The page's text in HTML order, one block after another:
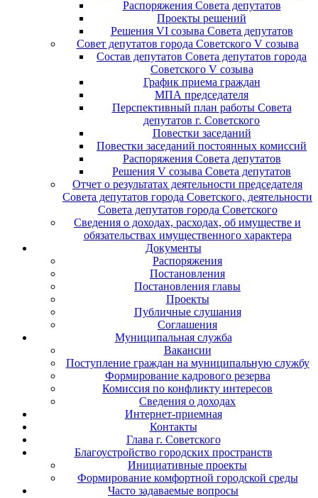
Распоряжения Совета депутатов
Проекты решений
Решения VI созыва Совета депутатов
Совет депутатов города Советского V созыва
Состав депутатов Совета депутатов города
Советского V созыва
График приема граждан
МПА председателя
Перспективный план работы Совета
депутатов г. Советского
Повестки заседаний
Повестки заседаний постоянных комиссий
Распоряжения Совета депутатов
Решения V созыва Совета депутатов
Отчет о результатах деятельности председателя
Совета депутатов города Советского, деятельности
Совета депутатов города Советского
Сведения о доходах, расходах, об имуществе и
обязательствах имущественного характера
Документы
Распоряжения
Постановления
Постановления главы
Проекты
Публичные слушания
Соглашения
Муниципальная служба
Вакансии
Поступление граждан на муниципальную службу
Формирование кадрового резерва
Комиссия по конфликту интересов
Сведения о доходах
Интернет-приемная
Контакты
Глава г. Советского
Благоустройство городских пространств
Инициативные проекты
Формирование комфортной городской среды
Часто задаваемые вопросы